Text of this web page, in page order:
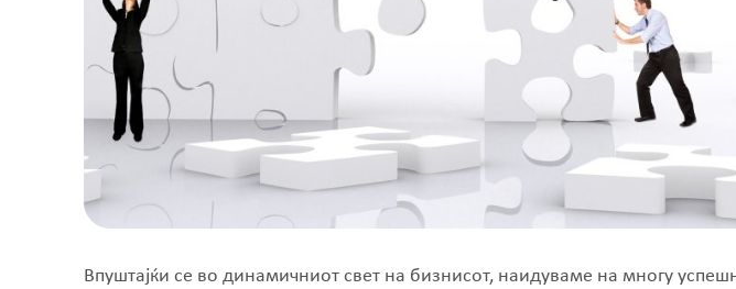
Впуштајќи се во динамичниот свет на бизнисот, наидуваме на многу